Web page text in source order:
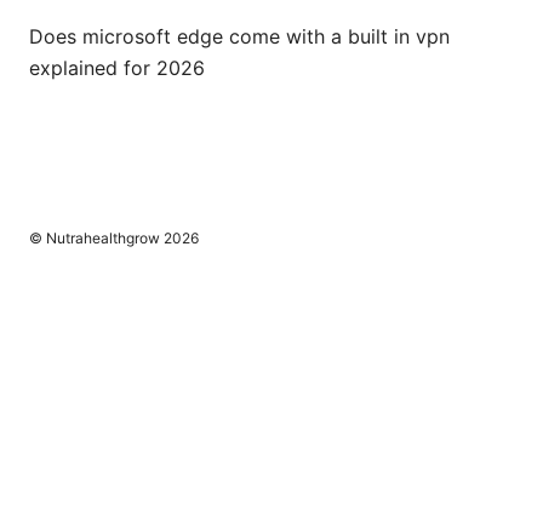
Does microsoft edge come with a built in vpn
explained for 2026
© Nutrahealthgrow 2026